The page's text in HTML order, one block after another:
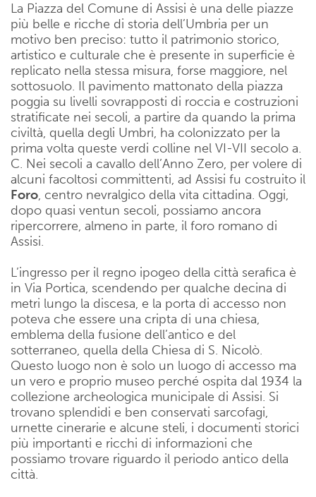
La Piazza del Comune di Assisi è una delle piazze
più belle e ricche di storia dell’Umbria per un
motivo ben preciso: tutto il patrimonio storico,
artistico e culturale che è presente in superficie è
replicato nella stessa misura, forse maggiore, nel
sottosuolo. Il pavimento mattonato della piazza
poggia su livelli sovrapposti di roccia e costruzioni
stratificate nei secoli, a partire da quando la prima
civiltà, quella degli Umbri, ha colonizzato per la
prima volta queste verdi colline nel VI-VII secolo a.
C. Nei secoli a cavallo dell’Anno Zero, per volere di
alcuni facoltosi committenti, ad Assisi fu costruito il
Foro, centro nevralgico della vita cittadina. Oggi,
dopo quasi ventun secoli, possiamo ancora
ripercorrere, almeno in parte, il foro romano di
Assisi.
L’ingresso per il regno ipogeo della città serafica è
in Via Portica, scendendo per qualche decina di
metri lungo la discesa, e la porta di accesso non
poteva che essere una cripta di una chiesa,
emblema della fusione dell’antico e del
sotterraneo, quella della Chiesa di S. Nicolò.
Questo luogo non è solo un luogo di accesso ma
un vero e proprio museo perché ospita dal 1934 la
collezione archeologica municipale di Assisi. Si
trovano splendidi e ben conservati sarcofagi,
urnette cinerarie e alcune steli, i documenti storici
più importanti e ricchi di informazioni che
possiamo trovare riguardo il periodo antico della
città.